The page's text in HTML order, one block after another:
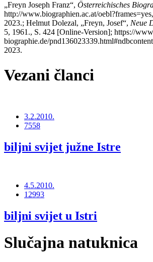
„Freyn Joseph Franz“, Österreichisches
http://www.biographien.ac.at/
2023.; Helmut Dolezal, „Freyn, Josef“, Neue
5, 1961., S. 424 [Online-Version]; https://
biographie.de/
2023.
Vezani članci
3.2.2010.
7558
biljni svijet južne Istre
4.5.2010.
12993
biljni svijet u Istri
Slučajna natuknica